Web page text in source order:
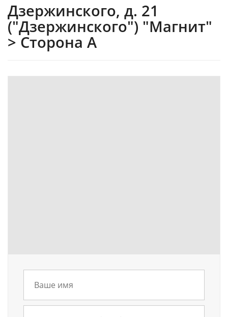
Дзержинского, д. 21
("Дзержинского") "Магнит"
> Сторона А